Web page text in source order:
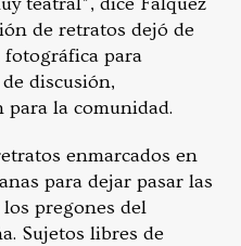
de retratos dejó de
para
discusión,
para la comunidad.
enmarcados en
para dejar pasar las
pregones del
Sujetos libres de